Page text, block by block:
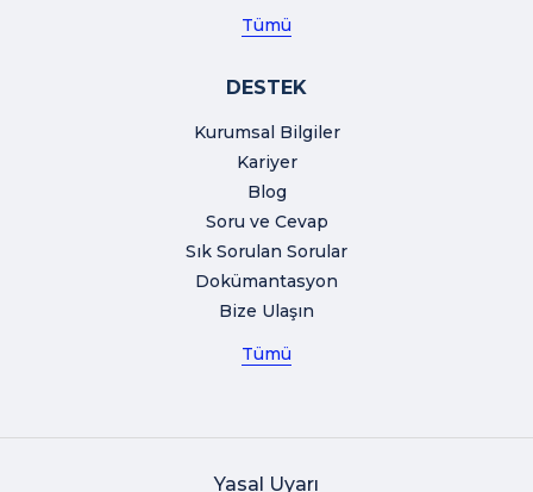
Tümü
DESTEK
Kurumsal Bilgiler
Kariyer
Blog
Soru ve Cevap
Sık Sorulan Sorular
Dokümantasyon
Bize Ulaşın
Tümü
Yasal Uyarı